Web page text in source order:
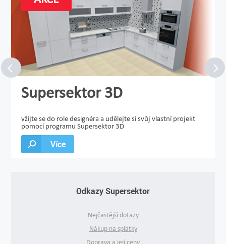
Supersektor 3D
vžijte se do role designéra a udělejte si svůj vlastní projekt
pomocí programu Supersektor 3D
Více
Odkazy Supersektor
Nejčastější dotazy
Nákup na splátky